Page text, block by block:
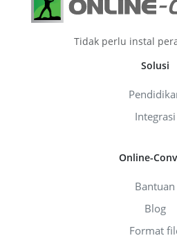
Tidak perlu instal
Solusi
Integrasi
Online-
Bantuan
Blog
Format